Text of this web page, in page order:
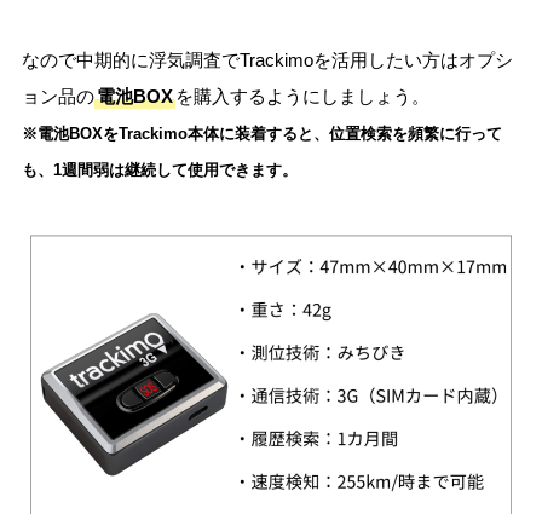
なので中期的に浮気調査でTrackimoを活用したい方はオプシ
ョン品の電池BOXを購入するようにしましょう。
※電池BOXをTrackimo本体に装着すると、位置検索を頻繁に行って
も、1週間弱は継続して使用できます。